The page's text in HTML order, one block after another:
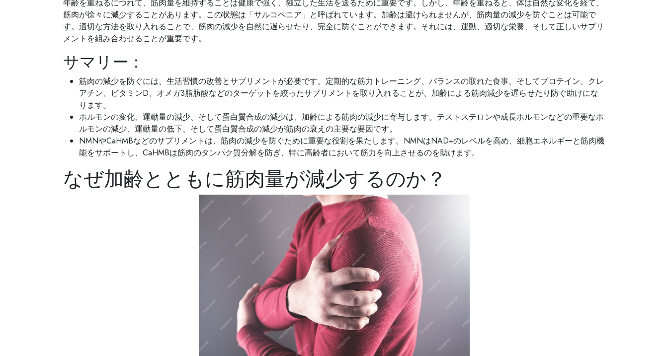
年齢を重ねるにつれて、筋肉量を維持することは健康で強く、独立した生活を送るために重要です。しかし、年齢を重ねると、体は自然な変化を経て、
筋肉が徐々に減少することがあります。この状態は「サルコペニア」と呼ばれています。加齢は避けられませんが、筋肉量の減少を防ぐことは可能で
す。適切な方法を取り入れることで、筋肉の減少を自然に遅らせたり、完全に防ぐことができます。それには、運動、適切な栄養、そして正しいサプリ
メントを組み合わせることが重要です。
サマリー：
筋肉の減少を防ぐには、生活習慣の改善とサプリメントが必要です。定期的な筋力トレーニング、バランスの取れた食事、そしてプロテイン、クレ
アチン、ビタミンD、オメガ3脂肪酸などのターゲットを絞ったサプリメントを取り入れることが、加齢による筋肉減少を遅らせたり防ぐ助けにな
ります。
ホルモンの変化、運動量の減少、そして蛋白質合成の減少は、加齢による筋肉の減少に寄与します。テストステロンや成長ホルモンなどの重要なホ
ルモンの減少、運動量の低下、そして蛋白質合成の減少が筋肉の衰えの主要な要因です。
NMNやCaHMBなどのサプリメントは、筋肉の減少を防ぐために重要な役割を果たします。NMNはNAD+のレベルを高め、細胞エネルギーと筋肉機
能をサポートし、CaHMBは筋肉のタンパク質分解を防ぎ、特に高齢者において筋力を向上させるのを助けます。
なぜ加齢とともに筋肉量が減少するのか？